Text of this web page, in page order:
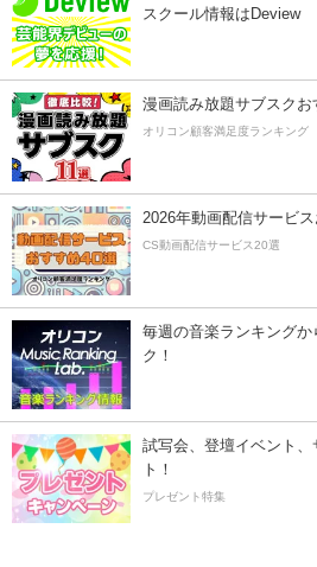
スクール情報はDeview
漫画読み放題サブスクお
オリコン顧客満足度ランキング
2026年動画配信サービ
CS動画配信サービス20選
毎週の音楽ランキング
ク！
試写会、登壇イベント
ト！
プレゼント特集